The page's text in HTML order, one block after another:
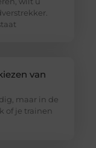
van
maar in de
of je trainen